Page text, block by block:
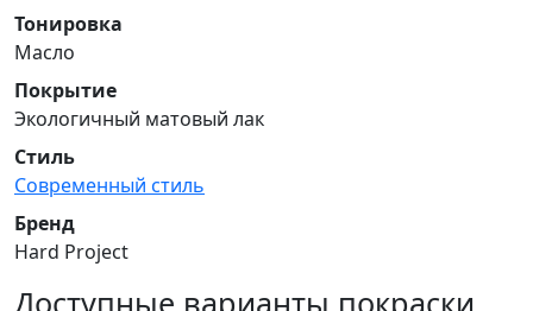
Тонировка
Масло
Покрытие
Экологичный матовый лак
Стиль
Современный стиль
Бренд
Hard Project
Доступные варианты покраски